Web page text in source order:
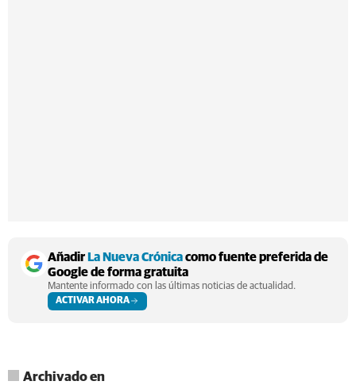
AñadirLa Nueva Crónicacomo fuente preferida de
Google de forma gratuita
Mantente informado con las últimas noticias de actualidad.
ACTIVAR AHORA
Archivado en